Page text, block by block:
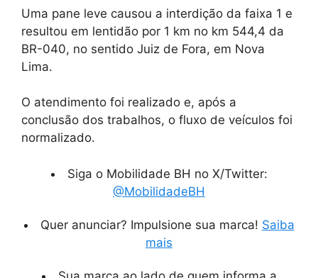
Uma pane leve causou a interdição da faixa 1 e
resultou em lentidão por 1 km no km 544,4 da
BR-040, no sentido Juiz de Fora, em Nova
Lima.
O atendimento foi realizado e, após a
conclusão dos trabalhos, o fluxo de veículos foi
normalizado.
Siga o Mobilidade BH no X/Twitter:
@MobilidadeBH
Quer anunciar? Impulsione sua marca! Saiba
mais